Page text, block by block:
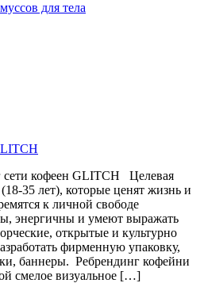
для тела
кофеен GLITCH Целевая
35 лет), которые ценят жизнь и
к личной свободе
энергичны и умеют выражать
открытые и культурно
фирменную упаковку,
баннеры. Ребрендинг кофейни
смелое визуальное […]